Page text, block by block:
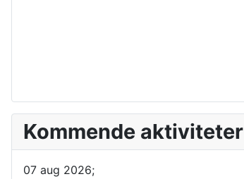
Kommende aktiviteter
07 aug 2026;